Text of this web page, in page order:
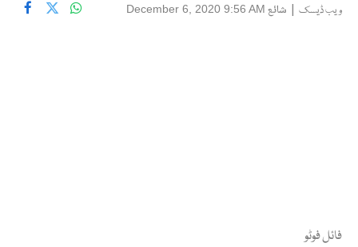
ویب ڈیسک | شائع December 6, 2020 9:56 AM
فائل فوٹو